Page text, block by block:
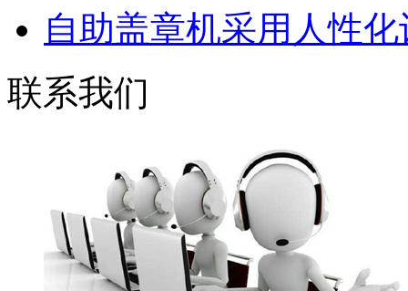
自助盖章机采用人性
联系我们